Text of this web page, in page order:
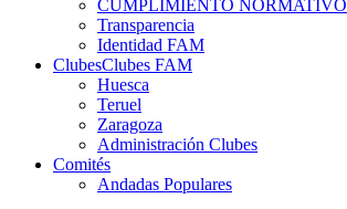
CUMPLIMIENTO NORMATIVO
Transparencia
Identidad FAM
ClubesClubes FAM
Huesca
Teruel
Zaragoza
Administración Clubes
Comités
Andadas Populares